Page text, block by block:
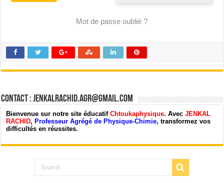
Mot de passe oublié ?
Contact : jenkalrachid.agr@gmail.com
Bienvenue sur notre site éducatifChtoukaphysique. AvecJENKAL
RACHID,Professeur Agrégé de Physique-Chimie,transformez vos
difficultés en réussites.